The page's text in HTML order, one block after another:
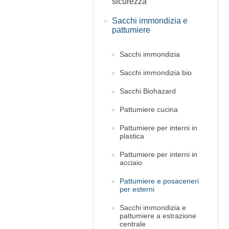
Sacchi immondizia e
pattumiere
Sacchi immondizia
Sacchi immondizia bio
Sacchi Biohazard
Pattumiere cucina
Pattumiere per interni in
plastica
Pattumiere per interni in
acciaio
Pattumiere e posaceneri
per esterni
Sacchi immondizia e
pattumiere a estrazione
centrale